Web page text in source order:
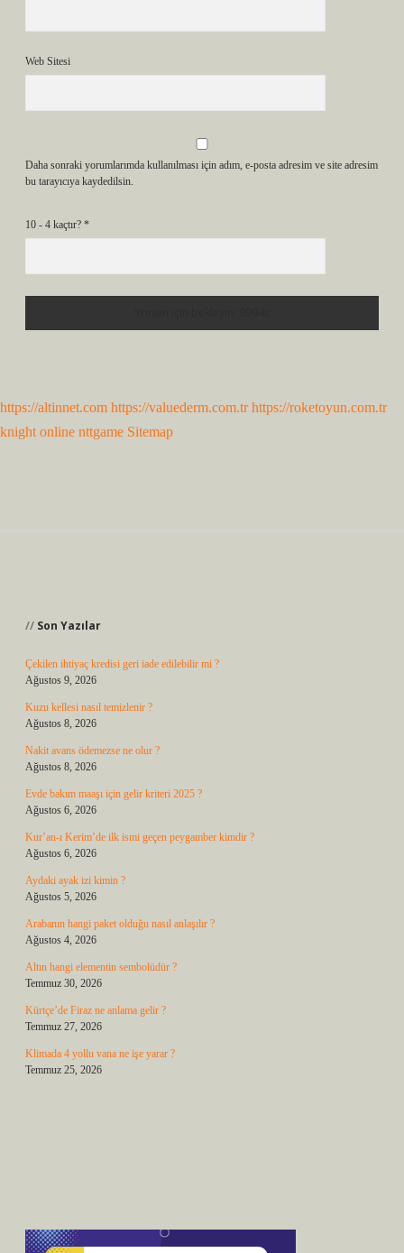
Web Sitesi
Daha sonraki yorumlarımda kullanılması için adım, e-posta adresim ve site adresim
bu tarayıcıya kaydedilsin.
10 - 4 kaçtır? *
https://altinnet.com https://valuederm.com.tr https://roketoyun.com.tr
knight online nttgame Sitemap
Son Yazılar
Çekilen ihtiyaç kredisi geri iade edilebilir mi ?
Ağustos 9, 2026
Kuzu kellesi nasıl temizlenir ?
Ağustos 8, 2026
Nakit avans ödemezse ne olur ?
Ağustos 8, 2026
Evde bakım maaşı için gelir kriteri 2025 ?
Ağustos 6, 2026
Kur’an-ı Kerim’de ilk ismi geçen peygamber kimdir ?
Ağustos 6, 2026
Aydaki ayak izi kimin ?
Ağustos 5, 2026
Arabanın hangi paket olduğu nasıl anlaşılır ?
Ağustos 4, 2026
Altın hangi elementin sembolüdür ?
Temmuz 30, 2026
Kürtçe’de Firaz ne anlama gelir ?
Temmuz 27, 2026
Klimada 4 yollu vana ne işe yarar ?
Temmuz 25, 2026